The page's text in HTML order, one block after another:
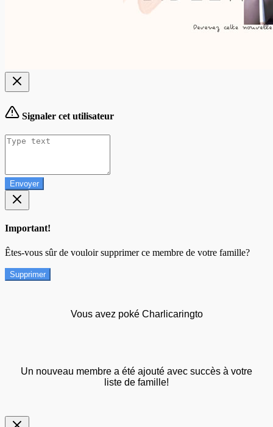
Signaler cet utilisateur
Envoyer
Important!
Êtes-vous sûr de vouloir supprimer ce membre de votre famille?
Supprimer
Vous avez poké Charlicaringto
Un nouveau membre a été ajouté avec succès à votre
liste de famille!